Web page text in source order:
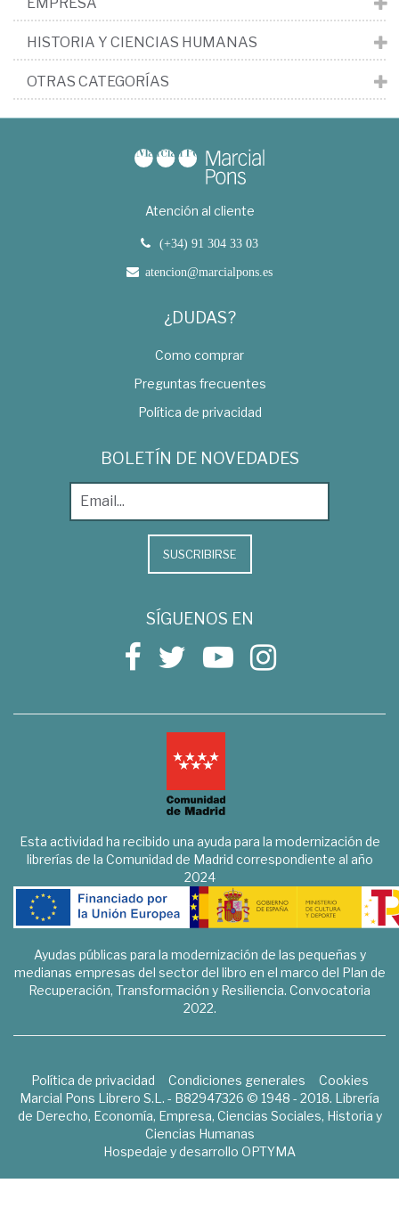
HISTORIA Y CIENCIAS HUMANAS
OTRAS CATEGORÍAS
Atención al cliente
(+34) 91 304 33 03
atencion@marcialpons.es
¿DUDAS?
Como comprar
Preguntas frecuentes
Política de privacidad
BOLETÍN DE NOVEDADES
SUSCRIBIRSE
SÍGUENOS EN
Esta actividad ha recibido una ayuda para la modernización de
librerías de la Comunidad de Madrid correspondiente al año
2024
Ayudas públicas para la modernización de las pequeñas y
medianas empresas del sector del libro en el marco del Plan de
Recuperación, Transformación y Resiliencia. Convocatoria
2022.
Política de privacidad Condiciones generales
Cookies
Marcial Pons Librero S.L. - B82947326 © 1948 - 2018. Librería
de Derecho, Economía, Empresa, Ciencias Sociales, Historia y
Ciencias Humanas
Hospedaje y desarrollo OPTYMA